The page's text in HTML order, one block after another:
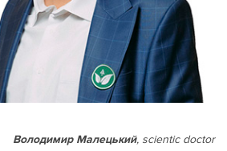
Володимир Малецький, scientic doctor